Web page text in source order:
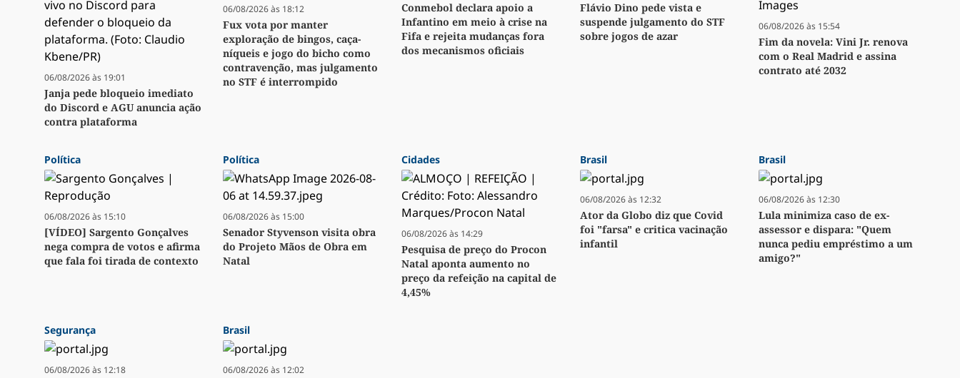
06/08/2026 às 19:01
Janja pede bloqueio imediato
do Discord e AGU anuncia ação
contra plataforma
06/08/2026 às 18:12
Fux vota por manter
exploração de bingos, caça-
níqueis e jogo do bicho como
contravenção, mas julgamento
no STF é interrompido
Conmebol declara apoio a
Infantino em meio à crise na
Fifa e rejeita mudanças fora
dos mecanismos oficiais
Flávio Dino pede vista e
suspende julgamento do STF
sobre jogos de azar
06/08/2026 às 15:54
Fim da novela: Vini Jr. renova
com o Real Madrid e assina
contrato até 2032
Política
06/08/2026 às 15:10
[VÍDEO] Sargento Gonçalves
nega compra de votos e afirma
que fala foi tirada de contexto
Política
06/08/2026 às 15:00
Senador Styvenson visita obra
do Projeto Mãos de Obra em
Natal
Cidades
06/08/2026 às 14:29
Pesquisa de preço do Procon
Natal aponta aumento no
preço da refeição na capital de
4,45%
Brasil
06/08/2026 às 12:32
Ator da Globo diz que Covid
foi "farsa" e critica vacinação
infantil
Brasil
06/08/2026 às 12:30
Lula minimiza caso de ex-
assessor e dispara: "Quem
nunca pediu empréstimo a um
amigo?"
Segurança
06/08/2026 às 12:18
Brasil
06/08/2026 às 12:02